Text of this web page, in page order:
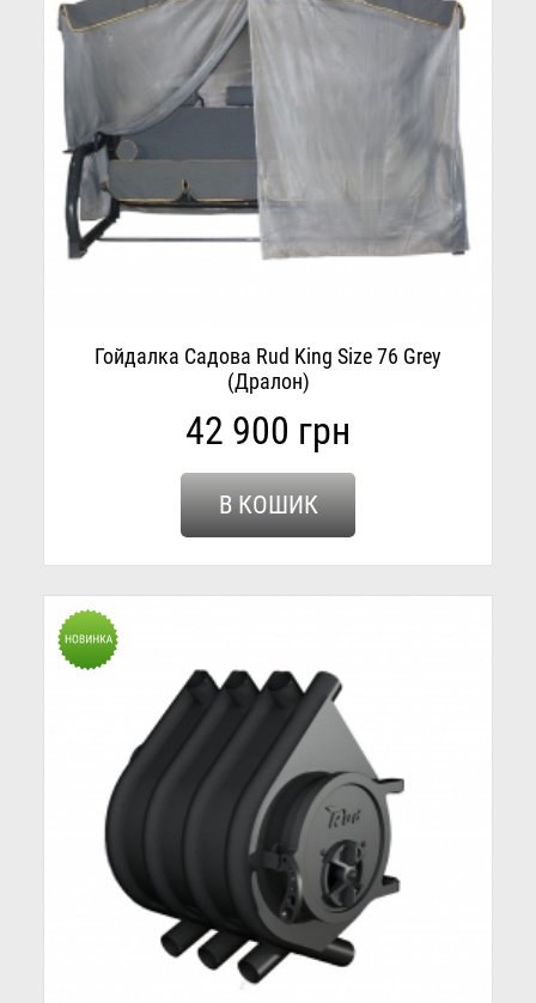
Гойдалка Садова Rud King Size 76 Grey
(Дралон)
42 900 грн
В КОШИК